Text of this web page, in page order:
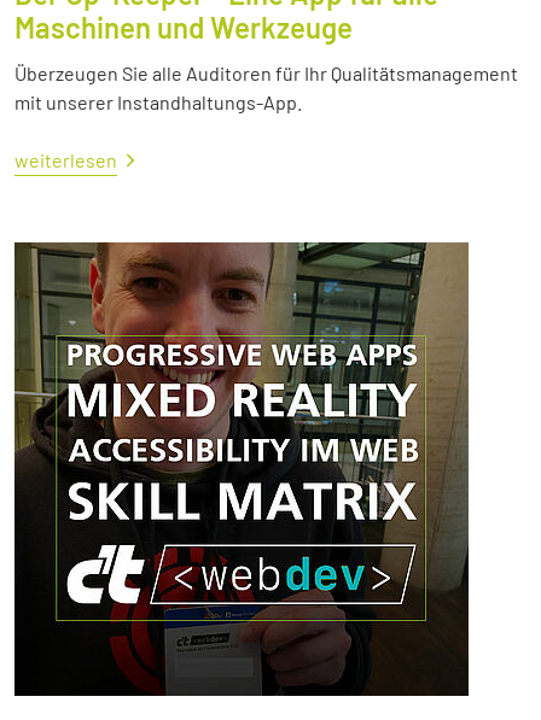
Maschinen und Werkzeuge
Überzeugen Sie alle Auditoren für Ihr Qualitätsmanagement
mit unserer Instandhaltungs-App.
weiterlesen